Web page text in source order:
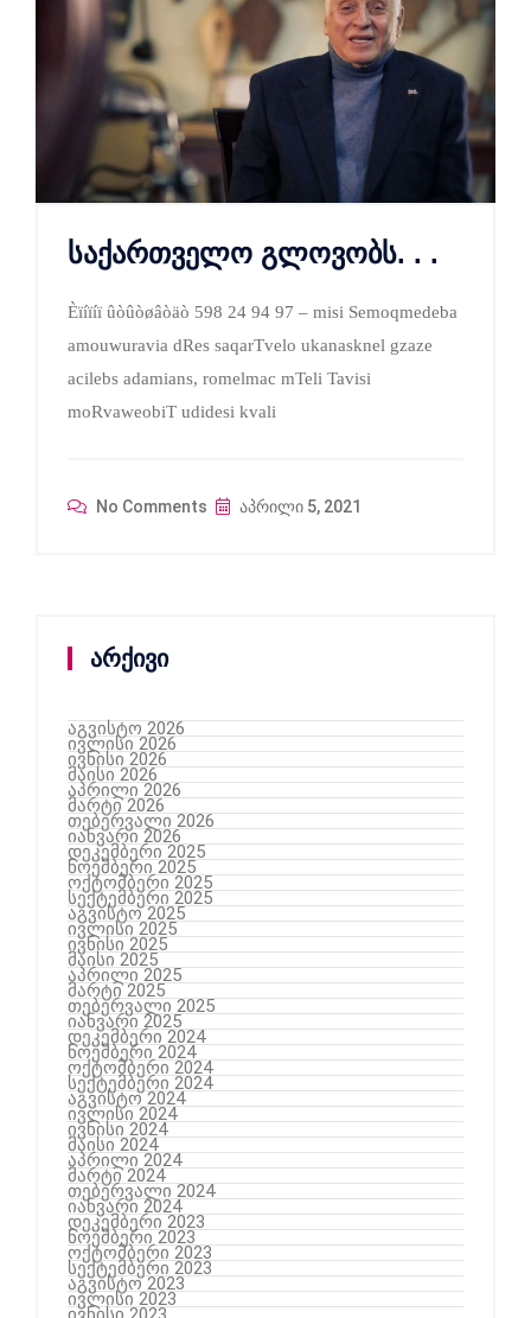
საქართველო გლოვობს. . .
Èïíïíï ûòûòøâòäò 598 24 94 97 – misi Semoqmedeba
amouwuravia dRes saqarTvelo ukanasknel gzaze
acilebs adamians, romelmac mTeli Tavisi
moRvaweobiT udidesi kvali
No Comments აპრილი 5, 2021
არქივი
აგვისტო 2026
ივლისი 2026
ივნისი 2026
მაისი 2026
აპრილი 2026
მარტი 2026
თებერვალი 2026
იანვარი 2026
დეკემბერი 2025
ნოემბერი 2025
ოქტომბერი 2025
სექტემბერი 2025
აგვისტო 2025
ივლისი 2025
ივნისი 2025
მაისი 2025
აპრილი 2025
მარტი 2025
თებერვალი 2025
იანვარი 2025
დეკემბერი 2024
ნოემბერი 2024
ოქტომბერი 2024
სექტემბერი 2024
აგვისტო 2024
ივლისი 2024
ივნისი 2024
მაისი 2024
აპრილი 2024
მარტი 2024
თებერვალი 2024
იანვარი 2024
დეკემბერი 2023
ნოემბერი 2023
ოქტომბერი 2023
სექტემბერი 2023
აგვისტო 2023
ივლისი 2023